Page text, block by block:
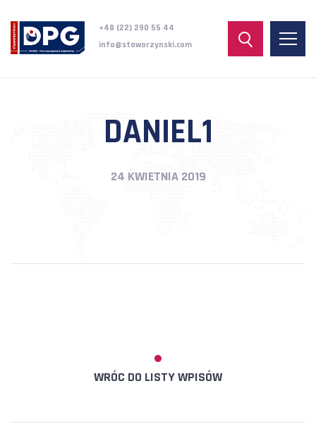
+48 (22) 290 55 44
info@staworzynski.com
DANIEL1
24 KWIETNIA 2019
WRÓC DO LISTY WPISÓW